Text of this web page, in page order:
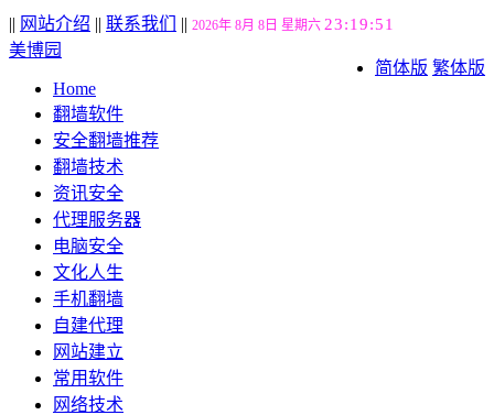
|| 网站介绍 || 联系我们 || 2026年 8月 8日 星期六 23:19:52
简体版 繁体版
美博园
Home
翻墙软件
安全翻墙推荐
翻墙技术
资讯安全
代理服务器
电脑安全
文化人生
手机翻墙
自建代理
网站建立
常用软件
网络技术